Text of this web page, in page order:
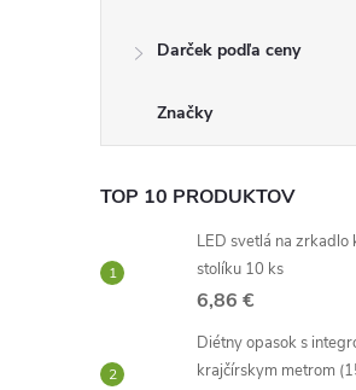
l
Darček podľa ceny
Značky
TOP 10 PRODUKTOV
LED svetlá na zrkadlo
stolíku 10 ks
6,86 €
Diétny opasok s
krajčírskym metrom